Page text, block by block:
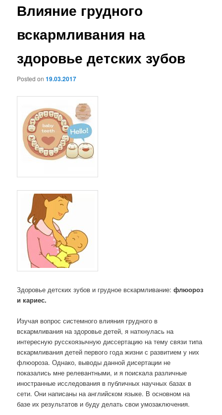
Влияние грудного
вскармливания на
здоровье детских зубов
Posted on19.03.2017
Здоровье детских зубов и грудное вскармливание:флюороз
и кариес.
Изучая вопрос системного влияния грудного в
вскармливания на здоровье детей, я наткнулась на
интересную русскоязычную диссертацию на тему связи типа
вскармливания детей первого года жизни с развитием у них
флюороза. Однако, выводы данной дисертации не
показались мне релевантными, и я поискала различные
иностранные исследования в публичных научных базах в
сети. Они написаны на английском языке. В основном на
базе их результатов и буду делать свои умозаключения.